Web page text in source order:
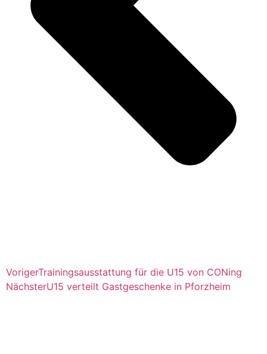
VorigerTrainingsausstattung für die U15 von CONing
NächsterU15 verteilt Gastgeschenke in Pforzheim